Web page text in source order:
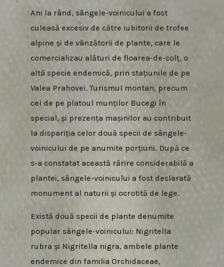
Ani la rând, sângele-voinicului a fost
culeasă excesiv de către iubitorii de trofee
alpine și de vânzătorii de plante, care le
comercializau alături de floarea-de-colț, o
altă specie endemică, prin stațiunile de pe
Valea Prahovei. Turismul montan, precum
cel de pe platoul munților Bucegi în
special, și prezența mașinilor au contribuit
la dispariția celor două specii de sângele-
voinicului de pe anumite porțiuni. După ce
s-a constatat această rărire considerabilă a
plantei, sângele-voinicului a fost declarată
monument al naturii și ocrotită de lege.
Există două specii de plante denumite
popular sângele-voinicului: Nigritella
rubra și Nigritella nigra, ambele plante
endemice din familia Orchidaceae,